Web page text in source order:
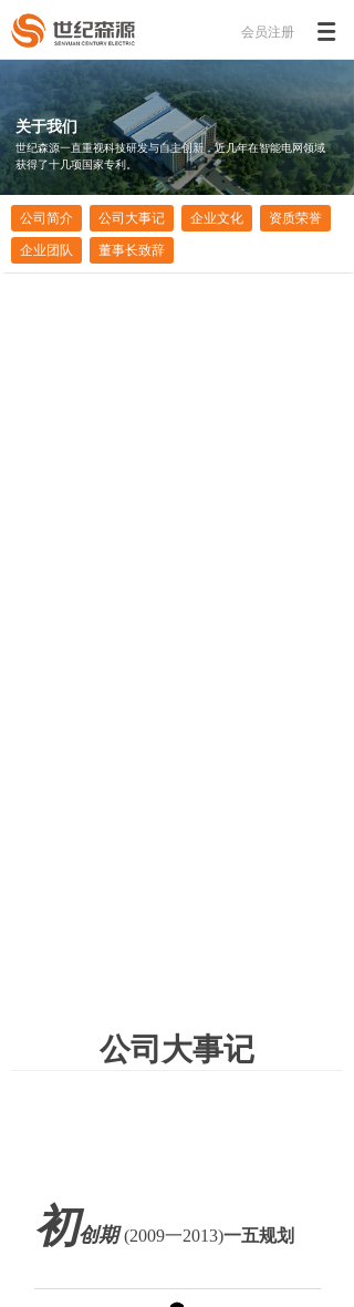
会员注册
关于我们
世纪森源一直重视科技研发与自主创新，近几年在智能电网领域
获得了十几项国家专利。
公司简介 公司大事记 企业文化 资质荣誉
企业团队 董事长致辞
初创期(2009一2013)一五规划
公司大事记